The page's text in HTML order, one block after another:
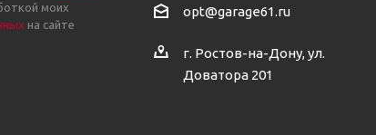
моих
на сайте
opt@garage61.ru
г. Ростов-на-Дону, ул.
Доватора 201